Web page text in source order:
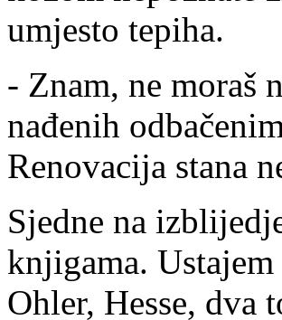
umjesto tepiha.
- Znam, ne moraš
nađenih
Renovacija stana
Sjedne na
knjigama.
Ohler, Hesse, dva